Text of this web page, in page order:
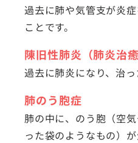
過去に肺や気管支が炎
ことです。
陳旧性肺炎（肺炎治癒
過去に肺炎になり、治っ
肺のう胞症
肺の中に、のう胞（空
った袋のようなもの）が